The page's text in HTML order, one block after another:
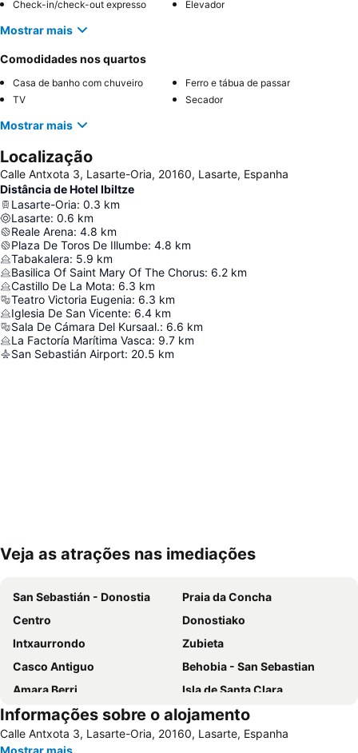
Check-in/check-out expresso Elevador
Mostrar mais
Comodidades nos quartos
Casa de banho com chuveiro
Ferro e tábua de passar
TV
Secador
Mostrar mais
Localização
Calle Antxota 3, Lasarte-Oria, 20160, Lasarte, Espanha
Distância de Hotel Ibiltze
Lasarte-Oria: 0.3 km
Lasarte: 0.6 km
Reale Arena: 4.8 km
Plaza De Toros De Illumbe: 4.8 km
Tabakalera: 5.9 km
Basilica Of Saint Mary Of The Chorus: 6.2 km
Castillo De La Mota: 6.3 km
Teatro Victoria Eugenia: 6.3 km
Iglesia De San Vicente: 6.4 km
Sala De Cámara Del Kursaal.: 6.6 km
La Factoría Marítima Vasca: 9.7 km
San Sebastián Airport: 20.5 km
Ampliar mapa
Veja as atrações nas imediações
San Sebastián - Donostia
Praia da Concha
Centro
Donostiako
Intxaurrondo
Zubieta
Casco Antiguo
Behobia - San Sebastian
Amara Berri
Isla de Santa Clara
Arkolla
Hondarribia
Ondarreta
Antilla
Informações sobre o alojamento
Calle Antxota 3, Lasarte-Oria, 20160, Lasarte, Espanha